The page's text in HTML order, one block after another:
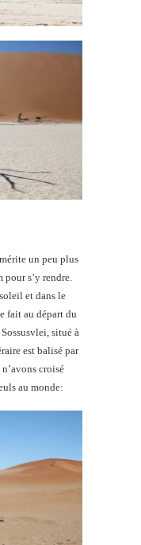
un peu plus
pour s’y rendre.
et dans le
fait au départ du
situé à
est balisé par
croisé
au monde: